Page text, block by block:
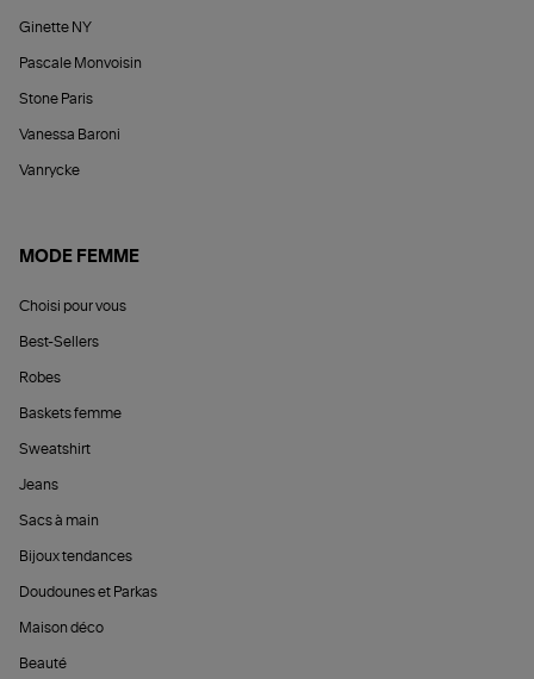
Ginette NY
Pascale Monvoisin
Stone Paris
Vanessa Baroni
Vanrycke
MODE FEMME
Choisi pour vous
Best-Sellers
Robes
Baskets femme
Sweatshirt
Jeans
Sacs à main
Bijoux tendances
Doudounes et Parkas
Maison déco
Beauté